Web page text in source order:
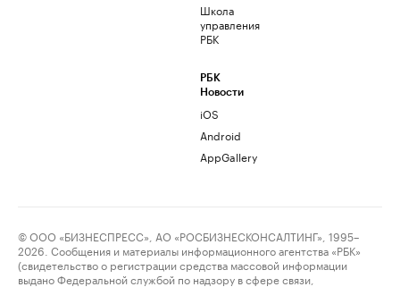
Школа
управления
РБК
РБК
Новости
iOS
Android
AppGallery
© ООО «БИЗНЕСПРЕСС», АО «РОСБИЗНЕСКОНСАЛТИНГ», 1995–
2026. Сообщения и материалы информационного агентства «РБК»
(свидетельство о регистрации средства массовой информации
выдано Федеральной службой по надзору в сфере связи,